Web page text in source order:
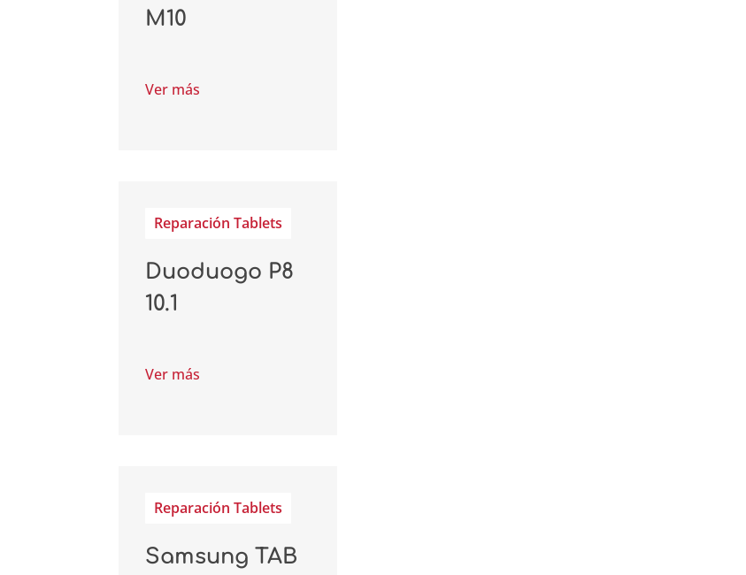
M10
Ver más
Reparación Tablets
Duoduogo P8
10.1
Ver más
Reparación Tablets
Samsung TAB